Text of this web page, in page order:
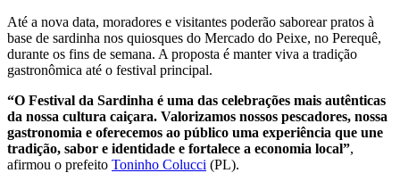
Até a nova data, moradores e visitantes poderão saborear pratos à
base de sardinha nos quiosques do Mercado do Peixe, no Perequê,
durante os fins de semana. A proposta é manter viva a tradição
gastronômica até o festival principal.
“O Festival da Sardinha é uma das celebrações mais autênticas
da nossa cultura caiçara. Valorizamos nossos pescadores, nossa
gastronomia e oferecemos ao público uma experiência que une
tradição, sabor e identidade e fortalece a economia local”,
afirmou o prefeito Toninho Colucci (PL).